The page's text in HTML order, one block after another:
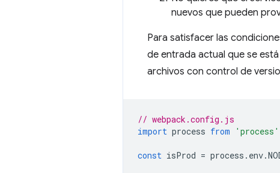
nuevos que pueden
Para satisfacer las
de entrada actual que se
archivos con control de
// webpack.config.js
import process from 'process'
const isProd = process . env.